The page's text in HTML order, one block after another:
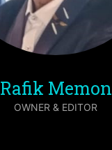
Rafik Memon
OWNER & EDITOR